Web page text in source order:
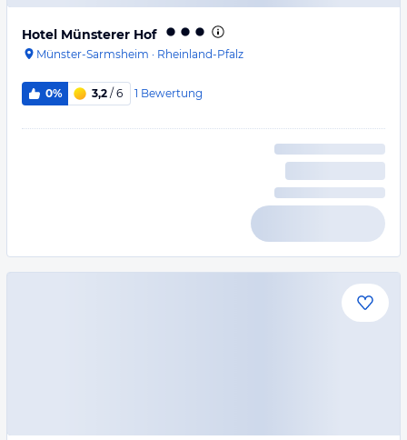
Hotel Münsterer Hof
Münster-Sarmsheim · Rheinland-Pfalz
0% 3,2 / 6 1 Bewertung